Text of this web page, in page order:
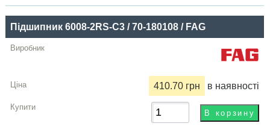
Підшипник 6008-2RS-С3 / 70-180108 / FAG
410.70 грн в наявності